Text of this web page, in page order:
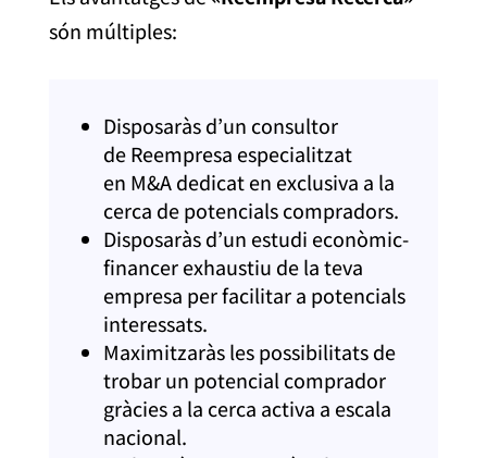
són múltiples:
Disposaràs d’un consultor
deReempresa especialitzat
en M&Adedicat en exclusiva a la
cerca de potencials compradors.
Disposaràs d’un estudi econòmic-
financer exhaustiu de la teva
empresa per facilitar a potencials
interessats.
Maximitzaràs les possibilitats de
trobar un potencial comprador
gràcies a la cerca activa a escala
nacional.